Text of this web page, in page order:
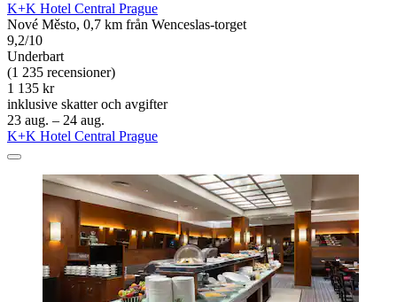
K+K Hotel Central Prague
Nové Město, 0,7 km från Wenceslas-torget
9,2/10
Underbart
(1 235 recensioner)
1 135 kr
inklusive skatter och avgifter
23 aug. – 24 aug.
K+K Hotel Central Prague